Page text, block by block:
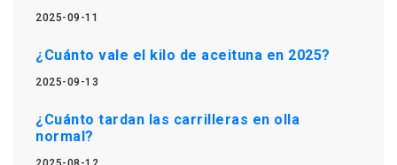
2025-09-11
¿Cuánto vale el kilo de aceituna en 2025?
2025-09-13
¿Cuánto tardan las carrilleras en olla
normal?